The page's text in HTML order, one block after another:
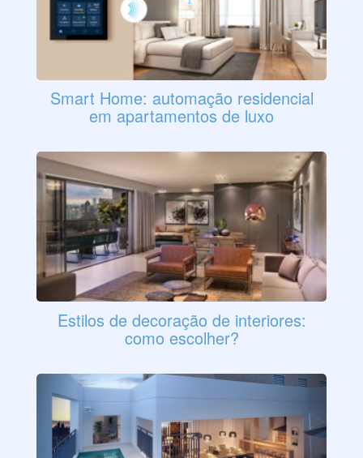
Smart Home: automação residencial
em apartamentos de luxo
Estilos de decoração de interiores:
como escolher?